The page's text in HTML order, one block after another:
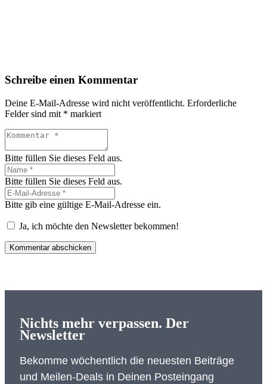
Schreibe einen Kommentar
Deine E-Mail-Adresse wird nicht veröffentlicht. Erforderliche
Felder sind mit * markiert
Bitte füllen Sie dieses Feld aus.
Bitte füllen Sie dieses Feld aus.
Bitte gib eine gültige E-Mail-Adresse ein.
Ja, ich möchte den Newsletter bekommen!
Kommentar abschicken
Nichts mehr verpassen. Der
Newsletter
Bekomme wöchentlich die neuesten Beiträge
und Meilen-Deals in Deinen Posteingang